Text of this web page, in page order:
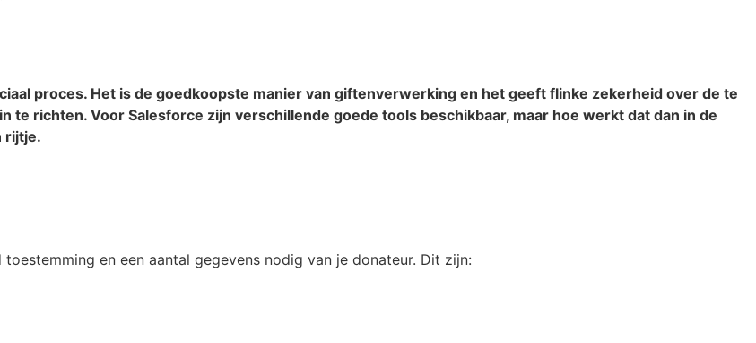
proces. Het is de goedkoopste manier van giftenverwerking en het geeft flinke zekerheid over de te
te richten. Voor Salesforce zijn verschillende goede tools beschikbaar, maar hoe werkt dat dan in de
rijtje.
en een aantal gegevens nodig van je donateur. Dit zijn: